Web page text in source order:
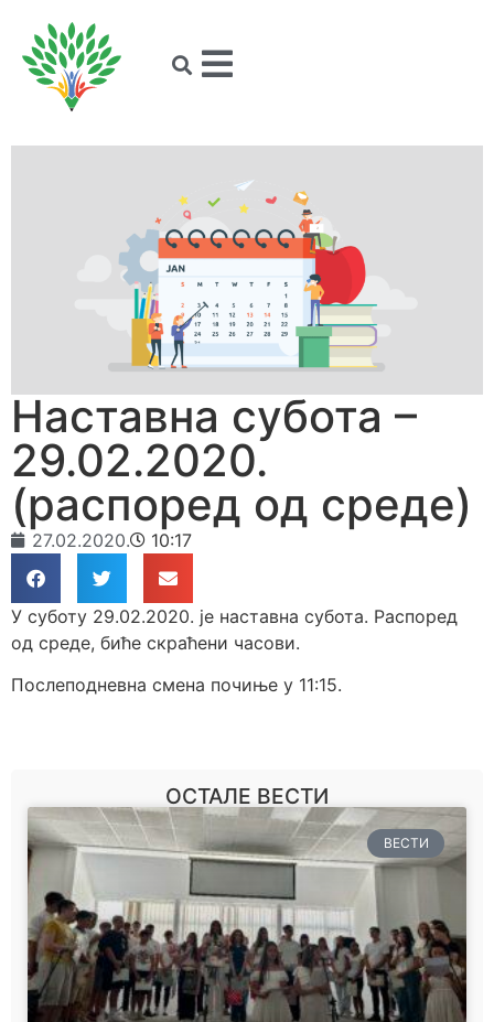
Наставна субота –
29.02.2020.
(распоред од среде)
27.02.2020. 10:17
У суботу 29.02.2020. је наставна субота. Распоред
од среде, биће скраћени часови.
Послеподневна смена почиње у 11:15.
ОСТАЛЕ ВЕСТИ
ВЕСТИ